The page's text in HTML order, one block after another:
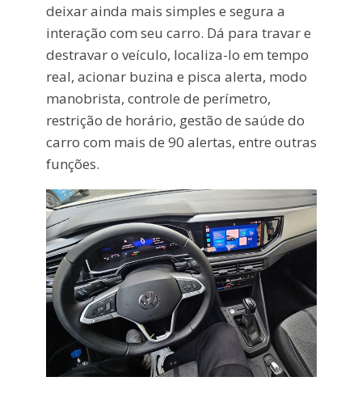
deixar ainda mais simples e segura a
interação com seu carro. Dá para travar e
destravar o veículo, localiza-lo em tempo
real, acionar buzina e pisca alerta, modo
manobrista, controle de perímetro,
restrição de horário, gestão de saúde do
carro com mais de 90 alertas, entre outras
funções.